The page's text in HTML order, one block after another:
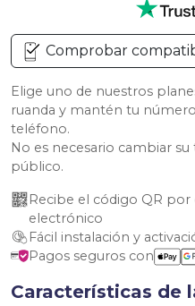
Comprobar
Elige uno de nuestros
ruanda y mantén tu
teléfono.
No es necesario cambiar
público.
Recibe el código QR por
electrónico
Fácil instalación y
Pagos seguros con
Características de